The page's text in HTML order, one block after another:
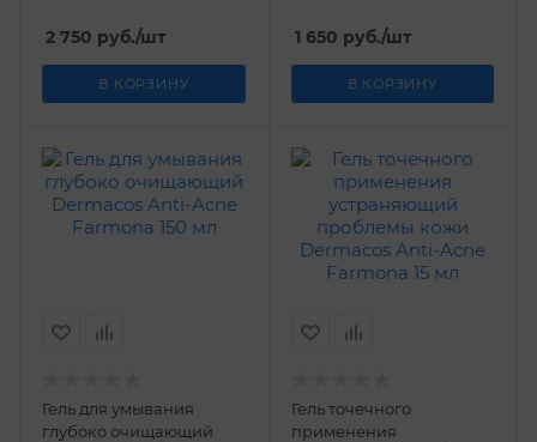
2 750 руб./шт
В КОРЗИНУ
1 650 руб./шт
В КОРЗИНУ
Гель для умывания
глубоко очищающий
Гель точечного
применения